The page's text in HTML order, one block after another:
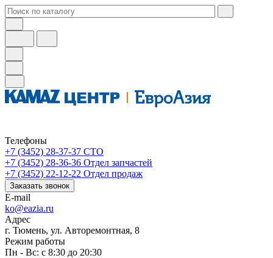
Телефоны
+7 (3452) 28-37-37 СТО
+7 (3452) 28-36-36 Отдел запчастей
+7 (3452) 22-12-22 Отдел продаж
Заказать звонок
E-mail
ko@eazia.ru
Адрес
г. Тюмень, ул. Авторемонтная, 8
Режим работы
Пн - Вс: с 8:30 до 20:30